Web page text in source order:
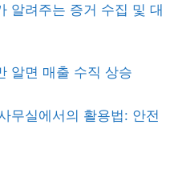
알려주는 증거 수집 및 대
알면 매출 수직 상승
무실에서의 활용법: 안전